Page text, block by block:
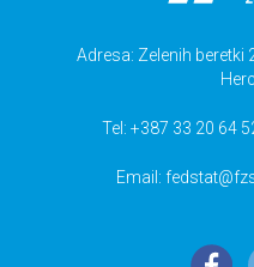
Adresa: Zelenih beretki
Tel: +387 33 20 64
Email: